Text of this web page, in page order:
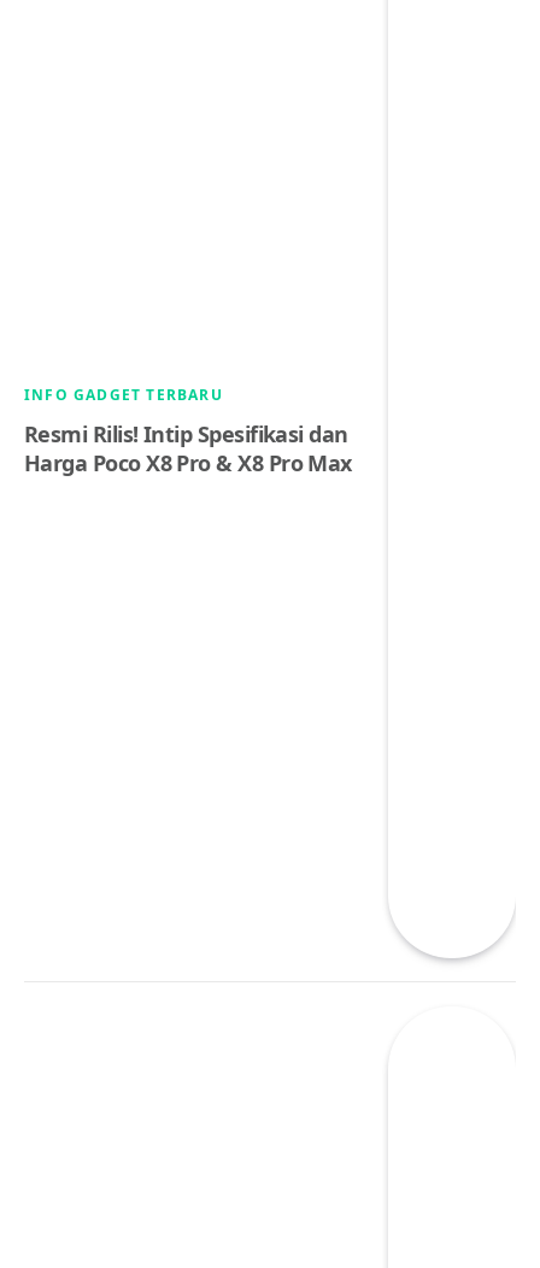
INFO GADGET TERBARU
Resmi Rilis! Intip Spesifikasi dan
Harga Poco X8 Pro & X8 Pro Max